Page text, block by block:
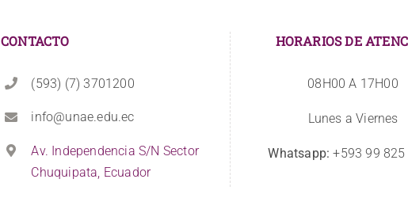
CONTACTO
(593) (7) 3701200
info@unae.edu.ec
Av. Independencia S/N Sector
Chuquipata, Ecuador
HORARIOS DE
08H00 A 17H00
Lunes a Viernes
Whatsapp: +593 99 825